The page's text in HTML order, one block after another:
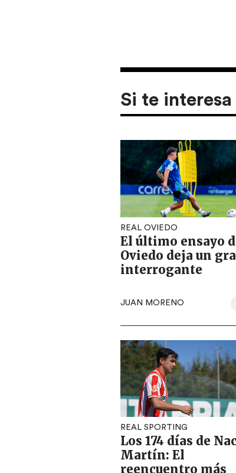
Si te
REAL OVIEDO
El último ensayo
Oviedo deja un
interrogante
JUAN MORENO
REAL SPORTING
Los 174 días de
Martín: El
reencuentro más